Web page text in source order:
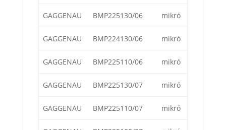
GAGGENAU BMP225130/06 mikró
GAGGENAU BMP224130/06 mikró
GAGGENAU BMP225110/06 mikró
GAGGENAU BMP225130/07 mikró
GAGGENAU BMP225110/07 mikró